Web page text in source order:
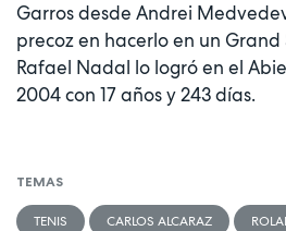
Garros desde Andrei
precoz en hacerlo en un
Rafael Nadal lo logró en el
2004 con 17 años y 243 días.
TEMAS
TENIS CARLOS ALCARAZ